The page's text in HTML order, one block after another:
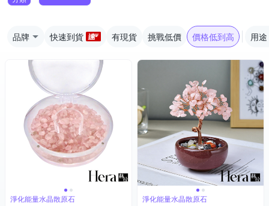
品牌 快速到貨 有現貨 挑戰低價 價格低到高 用途
淨化能量水晶散原石 淨化能量水晶散原石